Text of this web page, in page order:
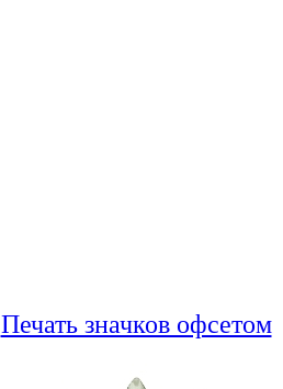
Печать значков офсетом